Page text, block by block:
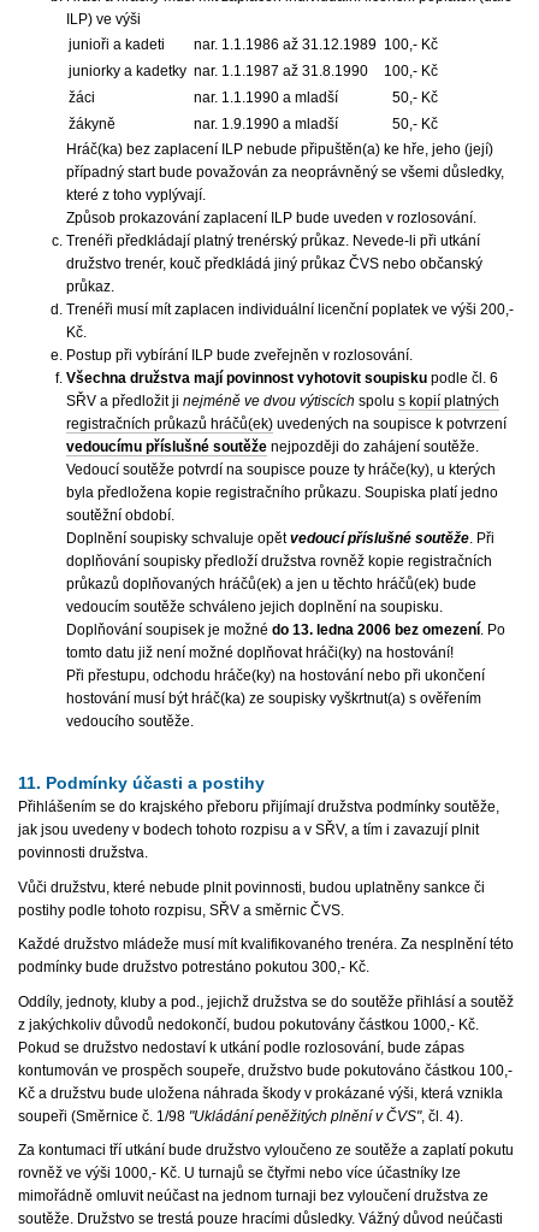
ILP) ve výši
junioři a kadeti
nar. 1.1.1986 až 31.12.1989 100,- Kč
juniorky a kadetky nar. 1.1.1987 až 31.8.1990
100,- Kč
žáci
nar. 1.1.1990 a mladší
50,- Kč
žákyně
nar. 1.9.1990 a mladší
50,- Kč
Hráč(ka) bez zaplacení ILP nebude připuštěn(a) ke hře, jeho (její)
případný start bude považován za neoprávněný se všemi důsledky,
které z toho vyplývají.
Způsob prokazování zaplacení ILP bude uveden v rozlosování.
Trenéři předkládají platný trenérský průkaz. Nevede-li při utkání
družstvo trenér, kouč předkládá jiný průkaz ČVS nebo občanský
průkaz.
Trenéři musí mít zaplacen individuální licenční poplatek ve výši 200,-
Kč.
Postup při vybírání ILP bude zveřejněn v rozlosování.
Všechna družstva mají povinnost vyhotovit soupisku podle čl. 6
SŘV a předložit ji nejméně ve dvou výtiscích spolu s kopií platných
registračních průkazů hráčů(ek) uvedených na soupisce k potvrzení
vedoucímu příslušné soutěže nejpozději do zahájení soutěže.
Vedoucí soutěže potvrdí na soupisce pouze ty hráče(ky), u kterých
byla předložena kopie registračního průkazu. Soupiska platí jedno
soutěžní období.
Doplnění soupisky schvaluje opětvedoucí příslušné soutěže. Při
doplňování soupisky předloží družstva rovněž kopie registračních
průkazů doplňovaných hráčů(ek) a jen u těchto hráčů(ek) bude
vedoucím soutěže schváleno jejich doplnění na soupisku.
Doplňování soupisek je možné do 13. ledna 2006 bez omezení. Po
tomto datu již není možné doplňovat hráči(ky) na hostování!
Při přestupu, odchodu hráče(ky) na hostování nebo při ukončení
hostování musí být hráč(ka) ze soupisky vyškrtnut(a) s ověřením
vedoucího soutěže.
11. Podmínky účasti a postihy
Přihlášením se do krajského přeboru přijímají družstva podmínky soutěže,
jak jsou uvedeny v bodech tohoto rozpisu a v SŘV, a tím i zavazují plnit
povinnosti družstva.
Vůči družstvu, které nebude plnit povinnosti, budou uplatněny sankce či
postihy podle tohoto rozpisu, SŘV a směrnic ČVS.
Každé družstvo mládeže musí mít kvalifikovaného trenéra. Za nesplnění této
podmínky bude družstvo potrestáno pokutou 300,- Kč.
Oddíly, jednoty, kluby a pod., jejichž družstva se do soutěže přihlásí a soutěž
z jakýchkoliv důvodů nedokončí, budou pokutovány částkou 1000,- Kč.
Pokud se družstvo nedostaví k utkání podle rozlosování, bude zápas
kontumován ve prospěch soupeře, družstvo bude pokutováno částkou 100,-
Kč a družstvu bude uložena náhrada škody v prokázané výši, která vznikla
soupeři (Směrnice č. 1/98 "Ukládání peněžitých plnění v ČVS", čl. 4).
Za kontumaci tří utkání bude družstvo vyloučeno ze soutěže a zaplatí pokutu
rovněž ve výši 1000,- Kč. U turnajů se čtyřmi nebo více účastníky lze
mimořádně omluvit neúčast na jednom turnaji bez vyloučení družstva ze
soutěže. Družstvo se trestá pouze hracími důsledky. Vážný důvod neúčasti